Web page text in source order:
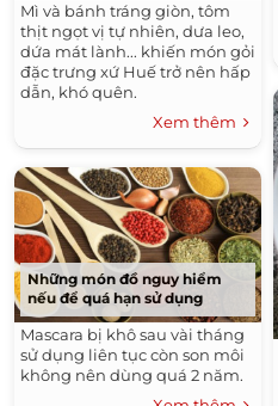
Mì và bánh tráng giòn, tôm
thịt ngọt vị tự nhiên, dưa leo,
dứa mát lành... khiến món gỏi
đặc trưng xứ Huế trở nên hấp
dẫn, khó quên.
Xem thêm
Những món đồ nguy hiểm
nếu để quá hạn sử dụng
Mascara bị khô sau vài tháng
sử dụng liên tục còn son môi
không nên dùng quá 2 năm.